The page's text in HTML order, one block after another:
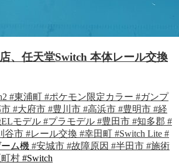
、任天堂Switch 本体レール交換
#東浦町 #ポケモン限定カラー #ガンプ
#大府市 #豊川市 #高浜市 #豊明市 #経
モデル #プラモデル #豊田市 #知多郡 #
谷市 #レール交換 #幸田町 #Switch Lite #
ム機 #安城市 #故障原因 #半田市 #施術
村 #Switch